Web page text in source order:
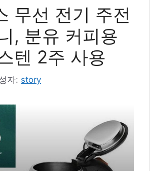
무선 전기 주전
, 분유 커피용
텐 2주 사용
자: story